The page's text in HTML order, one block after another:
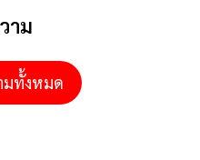
าม
ทั้งหมด